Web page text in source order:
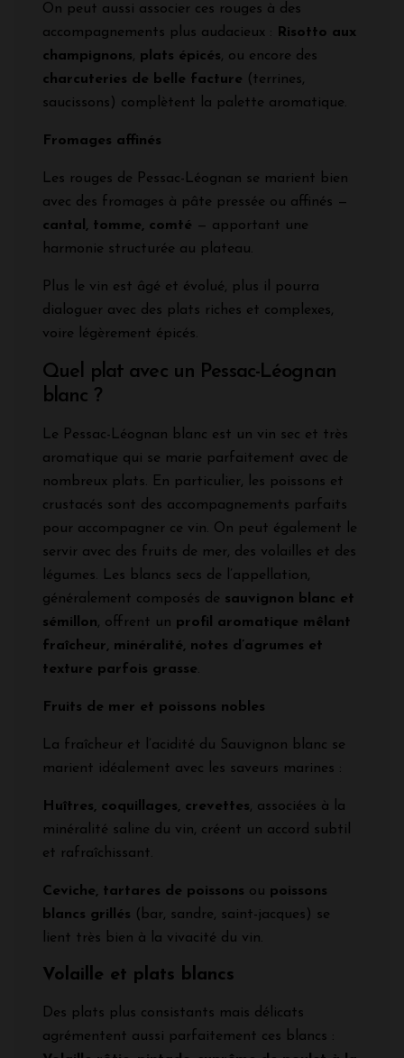
On peut aussi associer ces rouges à des
accompagnements plus audacieux :
Risotto aux
champignons, plats épicés, ou encore des
charcuteries de belle facture (terrines,
saucissons) complètent la palette aromatique.
Fromages affinés
Les rouges de Pessac-Léognan se marient bien
avec des fromages à pâte pressée ou affinés —
cantal, tomme, comté — apportant une
harmonie structurée au plateau.
Plus le vin est âgé et évolué, plus il pourra
dialoguer avec des plats riches et complexes,
voire légèrement épicés.
Quel plat avec un Pessac-Léognan
blanc ?
Le Pessac-Léognan blanc est un vin sec et très
aromatique qui se marie parfaitement avec de
nombreux plats. En particulier, les poissons et
crustacés sont des accompagnements parfaits
pour accompagner ce vin. On peut également le
servir avec des fruits de mer, des volailles et des
légumes. Les blancs secs de l’appellation,
généralement composés de sauvignon blanc et
sémillon, offrent un profil aromatique mêlant
fraîcheur, minéralité, notes d’agrumes et
texture parfois grasse.
Fruits de mer et poissons nobles
La fraîcheur et l’acidité du Sauvignon blanc se
marient idéalement avec les saveurs marines :
Huîtres, coquillages, crevettes, associées à la
minéralité saline du vin, créent un accord subtil
et rafraîchissant.
Ceviche, tartares de poissons ou poissons
blancs grillés (bar, sandre, saint-jacques) se
lient très bien à la vivacité du vin.
Volaille et plats blancs
Des plats plus consistants mais délicats
agrémentent aussi parfaitement ces blancs :